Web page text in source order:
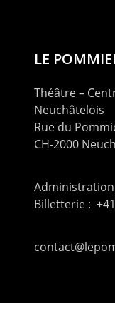
LE
Théâtre –
Neuchâtelois
Rue du
CH-2000
Administration
Billetterie :